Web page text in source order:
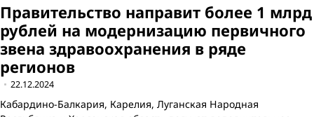
Правительство направит более 1 млрд
рублей на модернизацию первичного
звена здравоохранения в ряде
регионов
22.12.2024
Кабардино-Балкария, Карелия, Луганская Народная